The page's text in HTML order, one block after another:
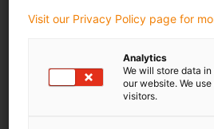
Visit our Privacy Policy page for
Analytics
We will store data
our website. We
visitors.